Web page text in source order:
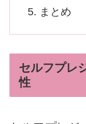
まとめ
セルフプレ
性